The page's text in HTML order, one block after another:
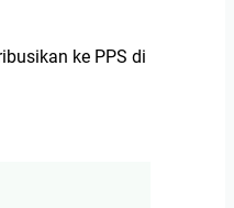
ke PPS di